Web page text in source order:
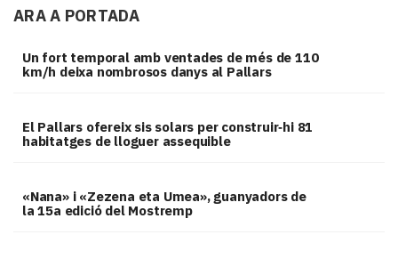
ARA A PORTADA
Un fort temporal amb ventades de més de 110
km/h deixa nombrosos danys al Pallars
El Pallars ofereix sis solars per construir‑hi 81
habitatges de lloguer assequible
«Nana» i «Zezena eta Umea», guanyadors de
la 15a edició del Mostremp